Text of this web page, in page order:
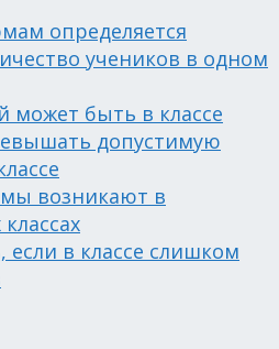
определяется
учеников в одном
может быть в классе
допустимую
возникают в
если в классе слишком